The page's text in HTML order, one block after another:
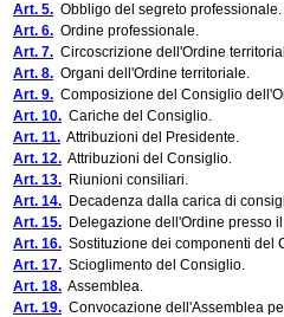
Art. 5. Obbligo del segreto professionale.
Art. 6. Ordine professionale.
Art. 7. Circoscrizione dell'Ordine
Art. 8. Organi dell'Ordine territoriale.
Art. 9. Composizione del Consiglio
Art. 10. Cariche del Consiglio.
Art. 11. Attribuzioni del Presidente.
Art. 12. Attribuzioni del Consiglio.
Art. 13. Riunioni consiliari.
Art. 14. Decadenza dalla carica di
Art. 15. Delegazione dell'Ordine presso
Art. 16. Sostituzione dei componenti del
Art. 17. Scioglimento del Consiglio.
Art. 18. Assemblea.
Art. 19. Convocazione dell'Assemblea